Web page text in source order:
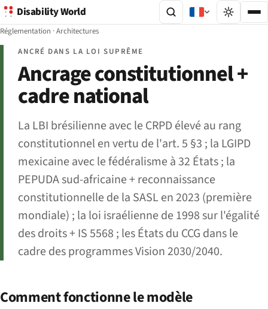
Disability World
Réglementation ·Architectures
ANCRÉ DANS LA LOI SUPRÊME
Ancrage constitutionnel +
cadre national
La LBI brésilienne avec le CRPD élevé au rang
constitutionnel en vertu de l'art. 5 §3 ; la LGIPD
mexicaine avec le fédéralisme à 32 États ; la
PEPUDA sud-africaine + reconnaissance
constitutionnelle de la SASL en 2023 (première
mondiale) ; la loi israélienne de 1998 sur l'égalité
des droits + IS 5568 ; les États du CCG dans le
cadre des programmes Vision 2030/2040.
Comment fonctionne le modèle